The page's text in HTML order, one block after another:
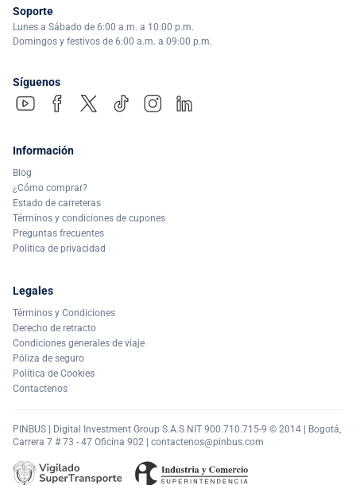
Soporte
Lunes a Sábado de 6:00 a.m. a 10:00 p.m.
Domingos y festivos de 6:00 a.m. a 09:00 p.m.
Síguenos
Información
Blog
¿Cómo comprar?
Estado de carreteras
Términos y condiciones de cupones
Preguntas frecuentes
Política de privacidad
Legales
Términos y Condiciones
Derecho de retracto
Condiciones generales de viaje
Póliza de seguro
Política de Cookies
Contactenos
PINBUS | Digital Investment Group S.A.S NIT 900.710.715-9 © 2014 | Bogotá,
Carrera 7 # 73 - 47 Oficina 902 | contactenos@pinbus.com